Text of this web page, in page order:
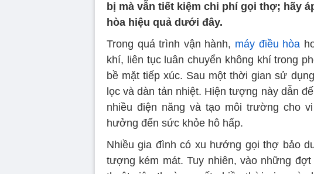
bị mà vẫn tiết kiệm chi phí gọi thợ; hãy
hòa hiệu quả dưới đây.
Trong quá trình vận hành, máy điều hòa
khí, liên tục luân chuyển không khí trong
bề mặt tiếp xúc. Sau một thời gian sử
lọc và dàn tản nhiệt. Hiện tượng này dẫn
nhiều điện năng và tạo môi trường cho
hưởng đến sức khỏe hô hấp.
Nhiều gia đình có xu hướng gọi thợ bảo
tượng kém mát. Tuy nhiên, vào những